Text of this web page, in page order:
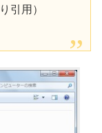
引用）